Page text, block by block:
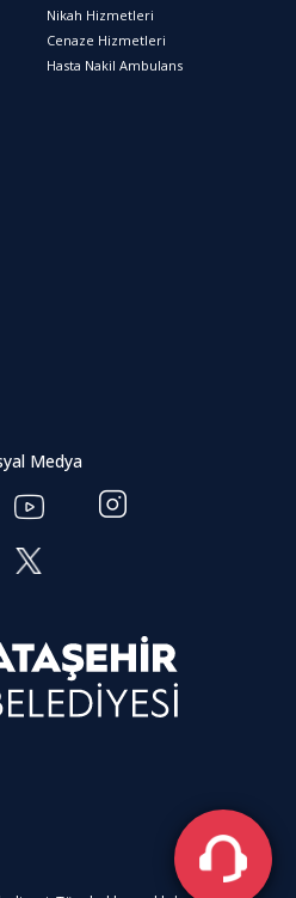
Nikah Hizmetleri
Cenaze Hizmetleri
Hasta Nakil Ambulans
Medya